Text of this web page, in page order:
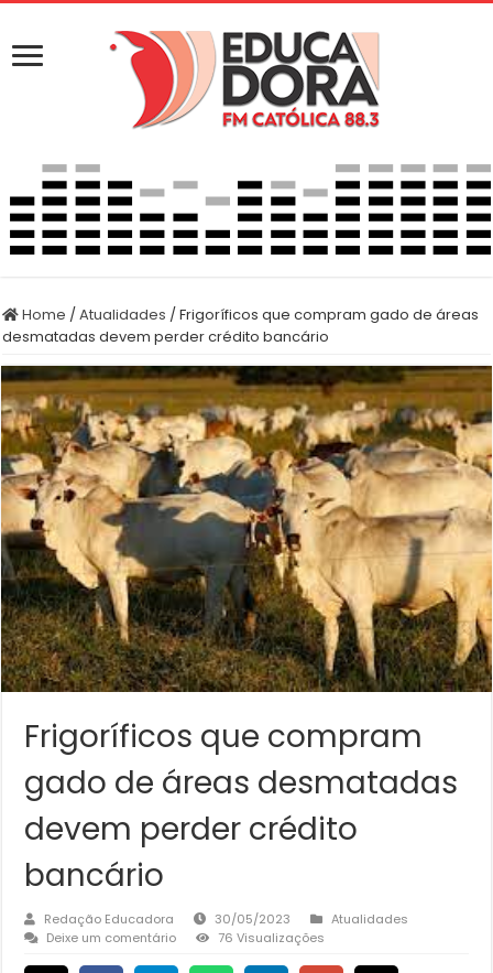
Home /Atualidades /Frigoríficos que compram gado de áreas
desmatadas devem perder crédito bancário
Frigoríficos que compram
gado de áreas desmatadas
devem perder crédito
bancário
Redação Educadora 30/05/2023
Atualidades
Deixe um comentário
76 Visualizações